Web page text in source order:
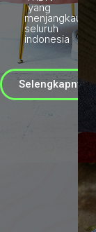
yang
menjangkau
seluruh
indonesia
Selengkapnya